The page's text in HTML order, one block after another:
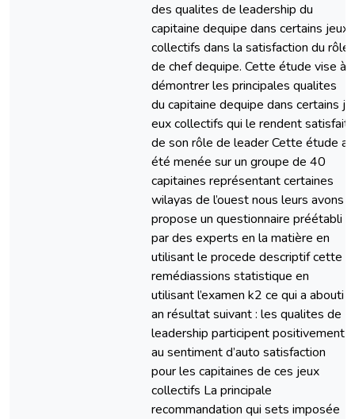
des qualites de leadership du
capitaine dequipe dans certains jeux
collectifs dans la satisfaction du rôle
de chef dequipe. Cette étude vise à
démontrer les principales qualites
du capitaine dequipe dans certains j
eux collectifs qui le rendent satisfait
de son rôle de leader Cette étude a
été menée sur un groupe de 40
capitaines représentant certaines
wilayas de l’ouest nous leurs avons
propose un questionnaire préétabli
par des experts en la matière en
utilisant le procede descriptif cette
remédiassions statistique en
utilisant l’examen k2 ce qui a abouti
an résultat suivant : les qualites de
leadership participent positivement
au sentiment d’auto satisfaction
pour les capitaines de ces jeux
collectifs La principale
recommandation qui sets imposée